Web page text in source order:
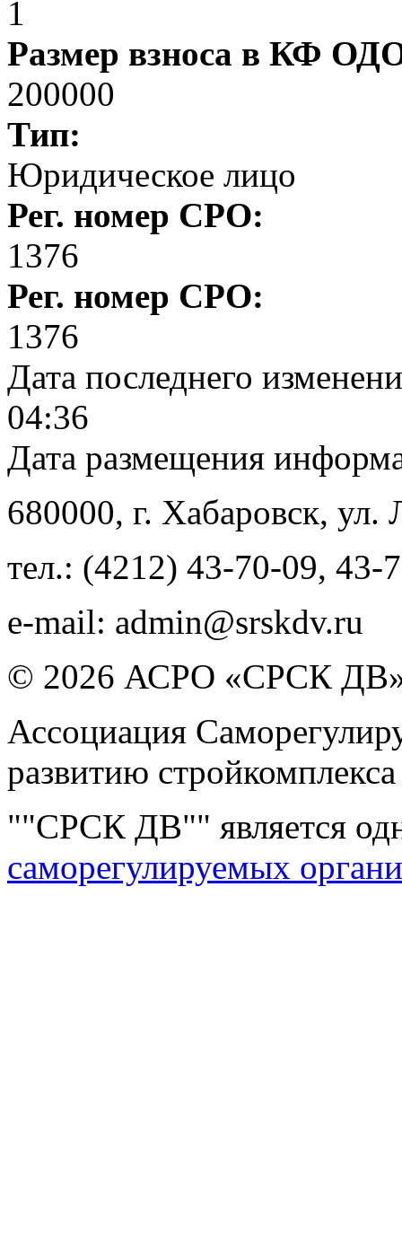
1
Размер взноса в КФ
200000
Тип:
Юридическое лицо
Рег. номер СРО:
1376
Рег. номер СРО:
1376
Дата последнего
04:36
Дата размещения
680000, г. Хабаровск, ул.
тел.: (4212) 43-70-09, 43-
e-mail: admin@srskdv.ru
© 2026 АСРО «СРСК
Ассоциация
развитию
""СРСК ДВ"" является
саморегулируемых